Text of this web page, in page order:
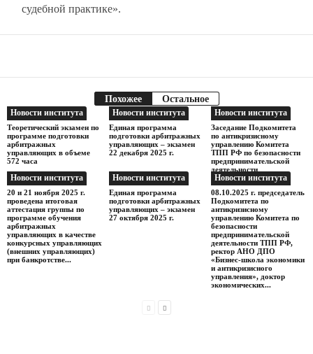
судебной практике».
Похожее Остальное
Новости института
Теоретический экзамен по
программе подготовки
арбитражных
управляющих в объеме
572 часа
Новости института
Единая программа
подготовки арбитражных
управляющих – экзамен
22 декабря 2025 г.
Новости института
Заседание Подкомитета
по антикризисному
управлению Комитета
ТПП РФ по безопасности
предпринимательской
деятельности
Новости института
20 и 21 ноября 2025 г.
проведена итоговая
аттестация группы по
программе обучения
арбитражных
управляющих в качестве
конкурсных управляющих
(внешних управляющих)
при банкротстве...
Новости института
Единая программа
подготовки арбитражных
управляющих – экзамен
27 октября 2025 г.
Новости института
08.10.2025 г. председатель
Подкомитета по
антикризисному
управлению Комитета по
безопасности
предпринимательской
деятельности ТПП РФ,
ректор АНО ДПО
«Бизнес-школа экономики
и антикризисного
управления», доктор
экономических...